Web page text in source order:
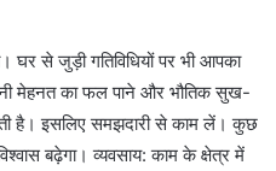
से जुड़ी गतिविधियों पर भी आपका
मेहनत का फल पाने और भौतिक सुख-
है। इसलिए समझदारी से काम लें। कुछ
बढ़ेगा। व्यवसाय: काम के क्षेत्र में